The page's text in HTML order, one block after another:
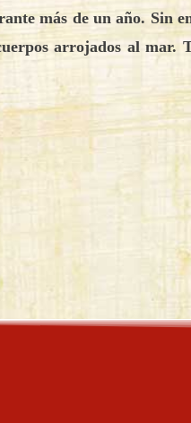
más de un año. Sin
arrojados al mar.